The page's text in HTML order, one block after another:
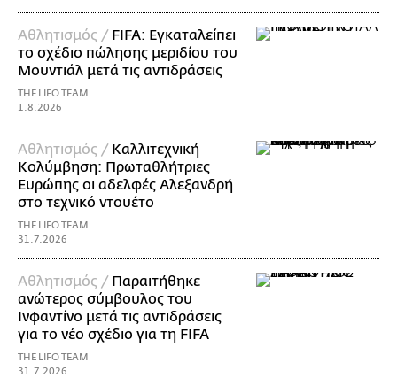
Αθλητισμός / FIFA: Εγκαταλείπει
το σχέδιο πώλησης μεριδίου του
Μουντιάλ μετά τις αντιδράσεις
THE LIFO TEAM
1.8.2026
Αθλητισμός / Καλλιτεχνική
Κολύμβηση: Πρωταθλήτριες
Ευρώπης οι αδελφές Αλεξανδρή
στο τεχνικό ντουέτο
THE LIFO TEAM
31.7.2026
Αθλητισμός / Παραιτήθηκε
ανώτερος σύμβουλος του
Ινφαντίνο μετά τις αντιδράσεις
για το νέο σχέδιο για τη FIFA
THE LIFO TEAM
31.7.2026